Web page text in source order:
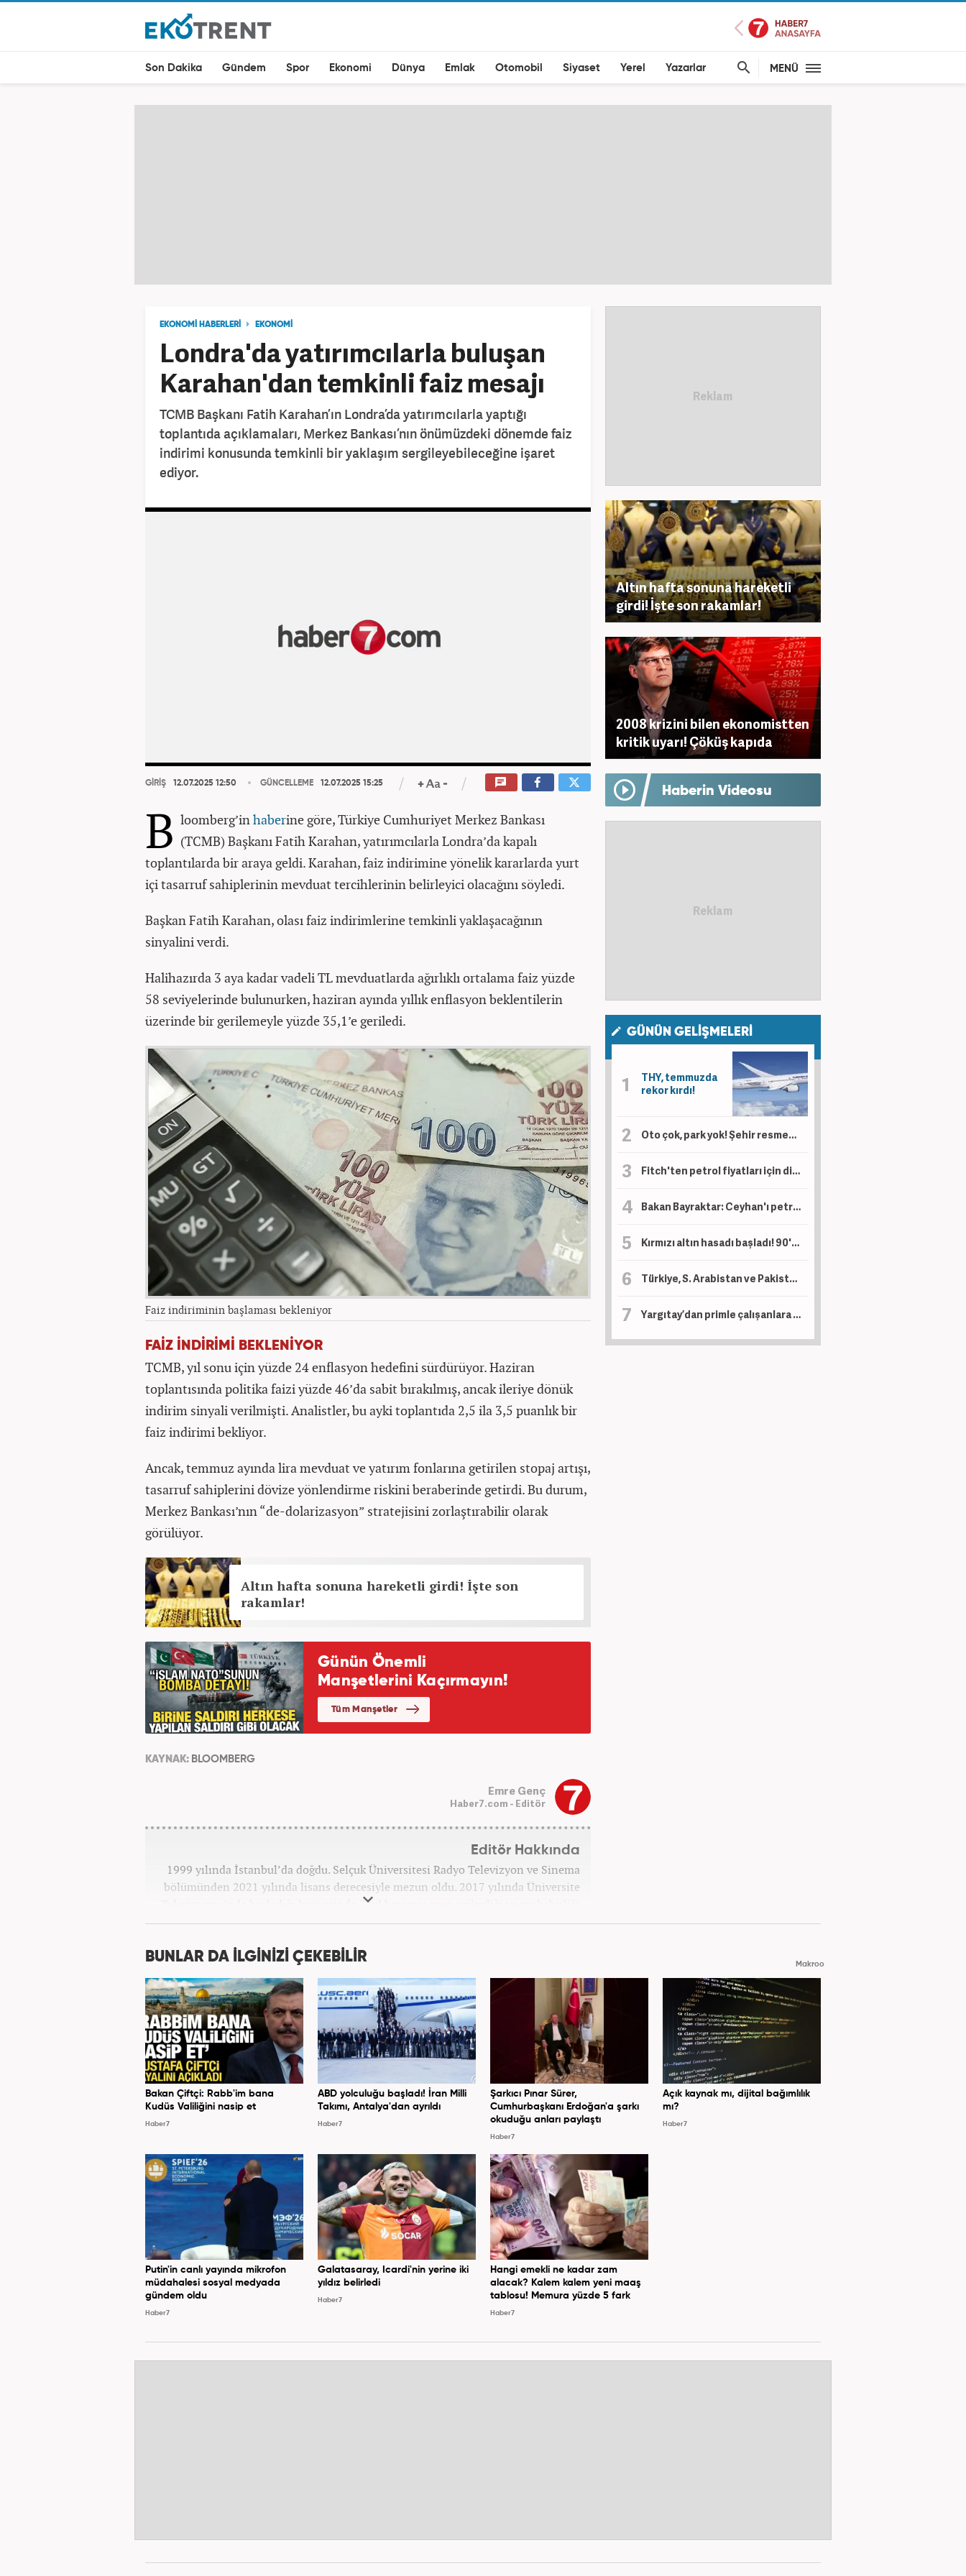
Son Dakika Gündem Spor Ekonomi Dünya Emlak Otomobil Siyaset Yerel Yazarlar MENÜ
EKONOMİ HABERLERİ EKONOMİ
Londra'da yatırımcılarla buluşan
Karahan'dan temkinli faiz mesajı
TCMB Başkanı Fatih Karahan’ın Londra’da yatırımcılarla yaptığı
toplantıda açıklamaları, Merkez Bankası’nın önümüzdeki dönemde faiz
indirimi konusunda temkinli bir yaklaşım sergileyebileceğine işaret
ediyor.
GİRİŞ 12.07.2025 12:50 GÜNCELLEME 12.07.2025 15:25
B loomberg’inhaberine göre, Türkiye Cumhuriyet Merkez Bankası
(TCMB) Başkanı Fatih Karahan, yatırımcılarla Londra’da kapalı
toplantılarda bir araya geldi. Karahan, faiz indirimine yönelik kararlarda yurt
içi tasarruf sahiplerinin mevduat tercihlerinin belirleyici olacağını söyledi.
Başkan Fatih Karahan, olası faiz indirimlerine temkinli yaklaşacağının
sinyalini verdi.
Halihazırda 3 aya kadar vadeli TL mevduatlarda ağırlıklı ortalama faiz yüzde
58 seviyelerinde bulunurken, haziran ayında yıllık enflasyon beklentilerin
üzerinde bir gerilemeyle yüzde 35,1’e geriledi.
Faiz indiriminin başlaması bekleniyor
FAİZ İNDİRİMİ BEKLENİYOR
TCMB, yıl sonu için yüzde 24 enflasyon hedefini sürdürüyor. Haziran
toplantısında politika faizi yüzde 46’da sabit bırakılmış, ancak ileriye dönük
indirim sinyali verilmişti. Analistler, bu ayki toplantıda 2,5 ila 3,5 puanlık bir
faiz indirimi bekliyor.
Ancak, temmuz ayında lira mevduat ve yatırım fonlarına getirilen stopaj artışı,
tasarruf sahiplerini dövize yönlendirme riskini beraberinde getirdi. Bu durum,
Merkez Bankası’nın “de-dolarizasyon” stratejisini zorlaştırabilir olarak
görülüyor.
Altın hafta sonuna hareketli girdi! İşte son
rakamlar!
KAYNAK: BLOOMBERG
Emre Genç
Haber7.com - Editör
Editör Hakkında
1999 yılında İstanbul’da doğdu. Selçuk Üniversitesi Radyo Televizyon ve Sinema
bölümünden 2021 yılında lisans derecesiyle mezun oldu. 2017 yılında Üniversite
Televizyonu’nda başladığı kariyerinde 3 yıl boyunca spor spikerliği ve muhabirliği
görevlerinde bulundu. Daha sonra 2020 yılında özel bir haber kanalında haber ve
bulundu. 2024 Mayıs ayından itibaren Kanal 7 Medya Grubu’na bağlı
Altın hafta sonuna hareketli
girdi! İşte son rakamlar!
2008 krizini bilen ekonomistten
kritik uyarı! Çöküş kapıda
Haberin Videosu
GÜNÜN GELİŞMELERİ
THY, temmuzda
rekor kırdı!
Oto çok, park yok! Şehir resmen kaderine terk edildi
Fitch'ten petrol fiyatları için dikkat çeken tahmin
Bakan Bayraktar: Ceyhan'ı petrol ticaret merkezi haline dönüştürebiliriz
Kırmızı altın hasadı başladı! 90'dan fazla ülkeden talep var
Türkiye, S. Arabistan ve Pakistan İmzayı attı! İşte üç ülkenin toplam savunma gücü....
Yargıtay’dan primle çalışanlara müjde!
BUNLAR DA İLGİNİZİ ÇEKEBİLİR Makroo
Bakan Çiftçi: Rabb'im bana
Kudüs Valiliğini nasip et
Haber7
ABD yolculuğu başladı! İran Milli
Takımı, Antalya'dan ayrıldı
Haber7
Şarkıcı Pınar Sürer,
Cumhurbaşkanı Erdoğan'a şarkı
okuduğu anları paylaştı
Haber7
Açık kaynak mı, dijital bağımlılık
mı?
Haber7
Putin'in canlı yayında mikrofon
müdahalesi sosyal medyada
gündem oldu
Haber7
Galatasaray, Icardi'nin yerine iki
yıldız belirledi
Haber7
Hangi emekli ne kadar zam
alacak? Kalem kalem yeni maaş
tablosu! Memura yüzde 5 fark
Haber7